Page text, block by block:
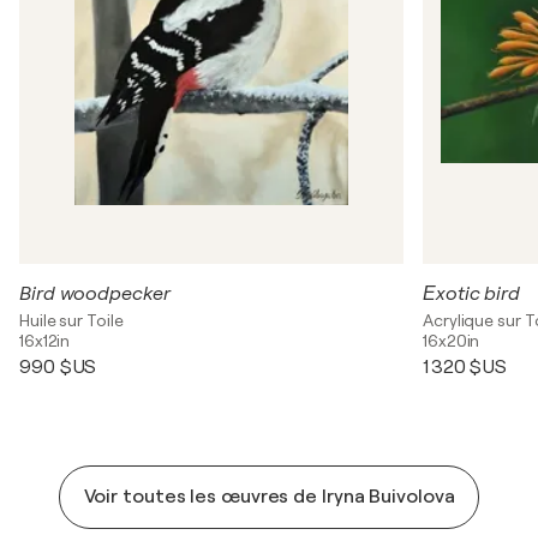
Bird woodpecker
Huile sur Toile
16x12in
990 $US
Еxotic bird
Acrylique sur
16x20in
1 320 $US
Voir toutes les œuvres de Iryna Buivolova